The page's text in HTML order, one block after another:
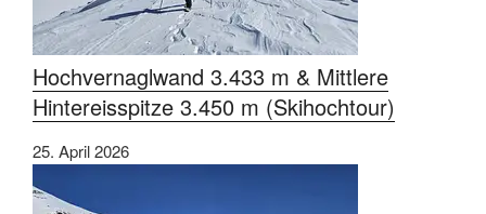
Hochvernaglwand 3.433 m & Mittlere
Hintereisspitze 3.450 m (Skihochtour)
25. April 2026